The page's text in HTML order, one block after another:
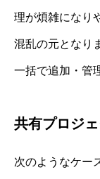
理が煩雑になり
混乱の元となり
一括で追加・管
共有プロジ
次のようなケー